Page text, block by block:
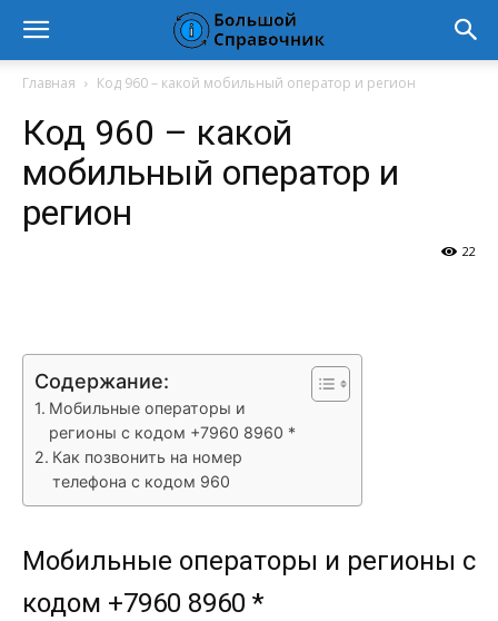
Главная Код 960 – какой мобильный оператор и регион
Код 960 – какой
мобильный оператор и
регион
22
Содержание:
Мобильные операторы и
регионы с кодом +7960 8960 *
Как позвонить на номер
телефона с кодом 960
Мобильные операторы и регионы с
кодом +7960 8960 *